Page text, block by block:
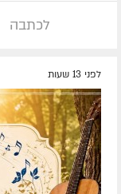
לכתבה
לפני 13 שעות